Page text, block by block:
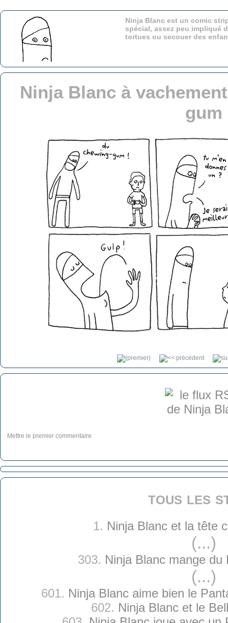
Ninja Blanc est un comic
spécial, assez peu impliqué
tortues ou secouer des
Ninja Blanc à
gum
Mettre le premier commentaire
tous les
1. Ninja Blanc et la tête
(...)
303. Ninja Blanc mange du
(...)
601. Ninja Blanc aime bien le
602. Ninja Blanc et le